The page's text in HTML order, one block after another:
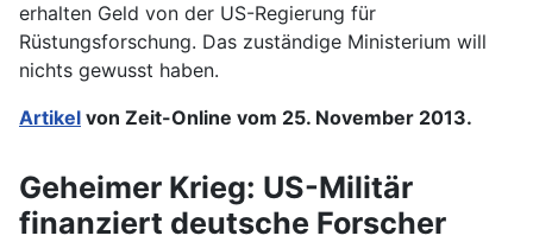
erhalten Geld von der US-Regierung für
Rüstungsforschung. Das zuständige Ministerium will
nichts gewusst haben.
Artikel von Zeit-Online vom 25. November 2013.
Geheimer Krieg: US-Militär
finanziert deutsche Forscher